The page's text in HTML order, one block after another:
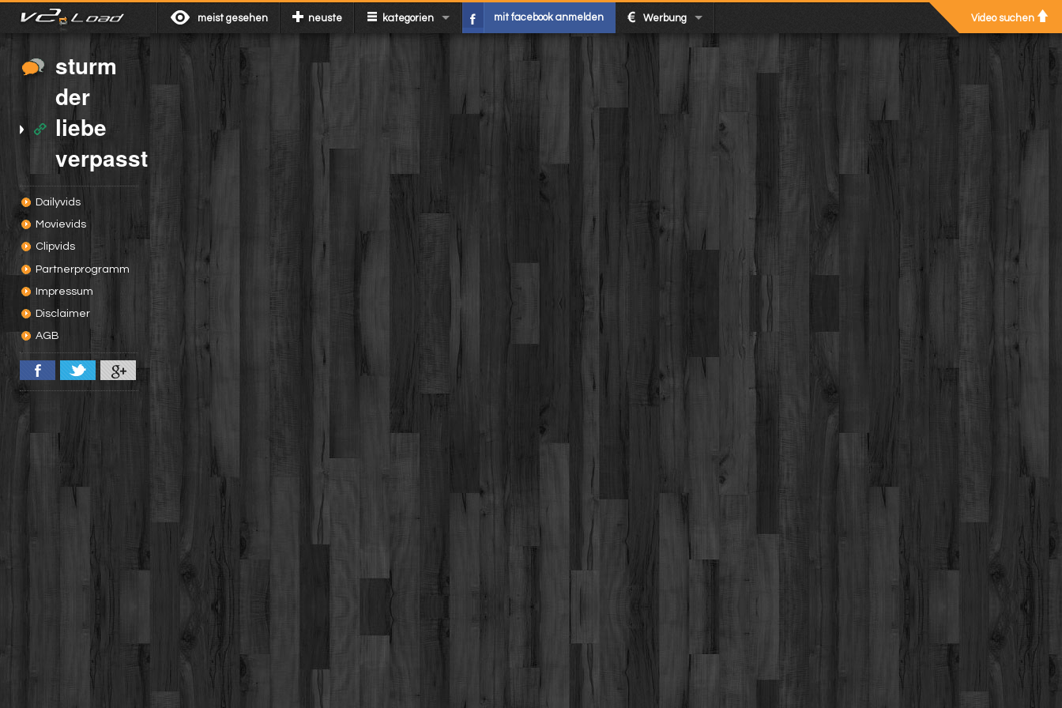
meist gesehen neuste kategorien mit facebook anmelden Werbung Video suchen
sturm
der
liebe
verpasst
Dailyvids
Movievids
Clipvids
Partnerprogramm
Impressum
Disclaimer
AGB